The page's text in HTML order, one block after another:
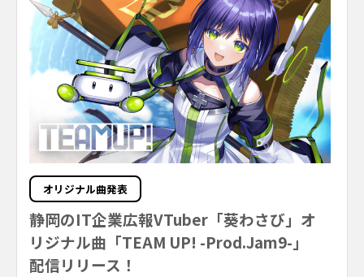
オリジナル曲発表
静岡のIT企業広報VTuber「葵わさび」オ
リジナル曲「TEAM UP! -Prod.Jam9-」
配信リリース！